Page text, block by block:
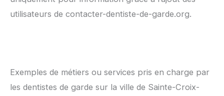
utilisateurs de contacter-dentiste-de-garde.org.
Exemples de métiers ou services pris en charge par
les dentistes de garde sur la ville de Sainte-Croix-